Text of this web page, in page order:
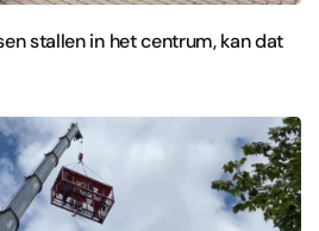
stallen in het centrum, kan dat